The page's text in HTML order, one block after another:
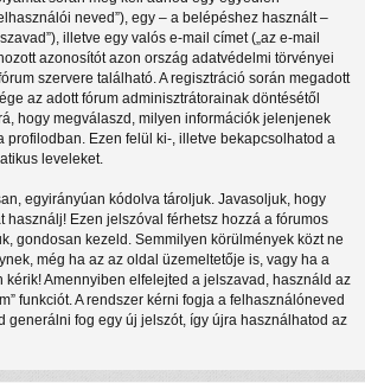
neved”), egy – a belépéshez használt –
illetve egy valós e-mail címet („az e-mail
azonosítót azon ország adatvédelmi törvényei
szervere található. A regisztráció során megadott
az adott fórum adminisztrátorainak döntésétől
hogy megválaszd, milyen információk jelenjenek
profilodban. Ezen felül ki-, illetve bekapcsolhatod a
leveleket.
egyirányúan kódolva tároljuk. Javasoljuk, hogy
használj! Ezen jelszóval férhetsz hozzá a fórumos
gondosan kezeld. Semmilyen körülmények közt ne
még ha az az oldal üzemeltetője is, vagy ha a
kérik! Amennyiben elfelejted a jelszavad, használd az
funkciót. A rendszer kérni fogja a felhasználóneved
generálni fog egy új jelszót, így újra használhatod az